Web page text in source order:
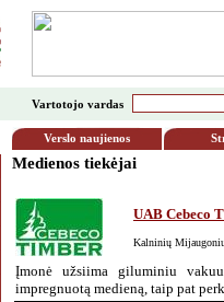
Vartotojo vardas
Verslo naujienos
Medienos tiekėjai
UAB Cebeco
Kalninių
Įmonė užsiima giluminiu
impregnuotą medieną, taip pat